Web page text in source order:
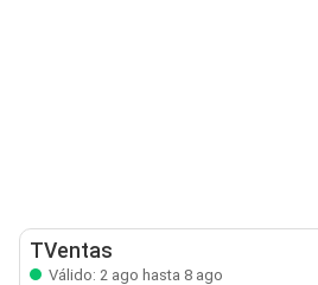
TVentas
Válido: 2 ago hasta 8 ago